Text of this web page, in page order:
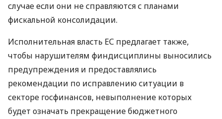
случае если они не справляются с планами
фискальной консолидации.
Исполнительная власть ЕС предлагает также,
чтобы нарушителям финдисциплины выносились
предупреждения и предоставлялись
рекомендации по исправлению ситуации в
секторе госфинансов, невыполнение которых
будет означать прекращение бюджетного